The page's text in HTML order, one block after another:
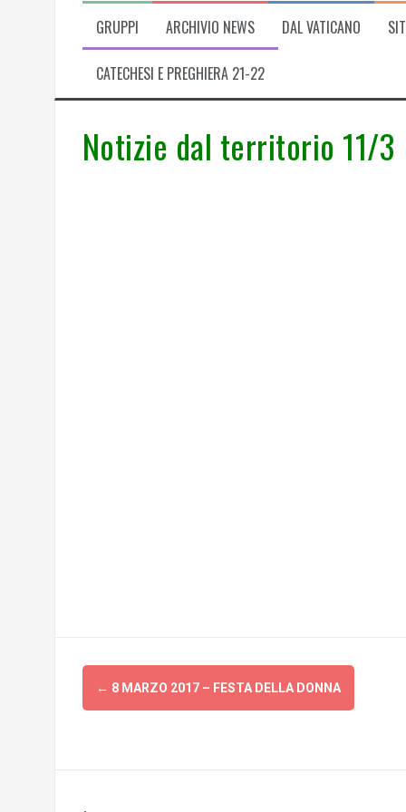
GRUPPI ARCHIVIO NEWS DAL VATICANO
CATECHESI E PREGHIERA 21-22
Notizie dal territorio 11/3
Post
navigation
← 8 MARZO 2017 – FESTA DELLA DONNA